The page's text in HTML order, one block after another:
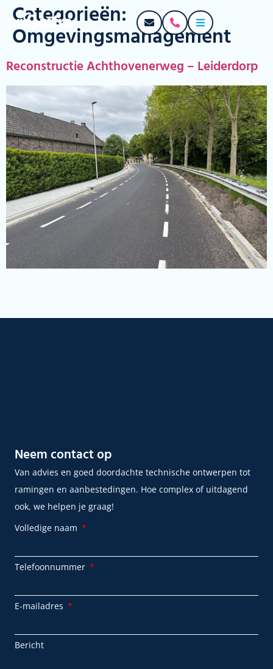
Categorieën:
Omgevingsmanagement
Reconstructie Achthovenerweg – Leiderdorp
Neem contact op
Van advies en goed doordachte technische ontwerpen tot
ramingen en aanbestedingen. Hoe complex of uitdagend
ook, we helpen je graag!
Volledige naam
Telefoonnummer
E-mailadres
Bericht